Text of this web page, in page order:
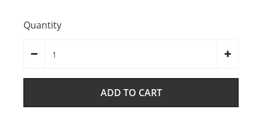
Quantity
ADD TO CART